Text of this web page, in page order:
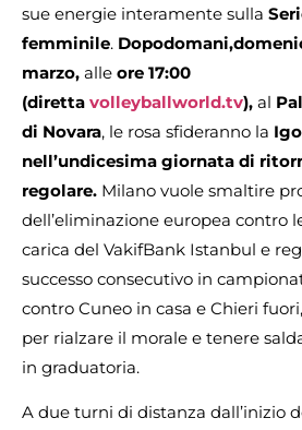
sue energie interamente sulla
femminile. Dopodomani,
marzo, alle ore 17:00
(diretta volleyballworld.tv), al
di Novara, le rosa sfideranno la
nell’undicesima giornata di
regolare. Milano vuole smaltire
dell’eliminazione europea contro
carica del VakifBank Istanbul e
successo consecutivo in
contro Cuneo in casa e Chieri
per rialzare il morale e tenere
in graduatoria.
A due turni di distanza dall’inizio